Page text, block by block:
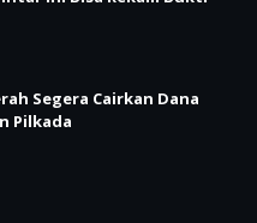
Segera Cairkan Dana
Pilkada